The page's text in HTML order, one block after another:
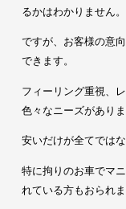
るかはわかりません。
ですが、お客様の意
できます。
フィーリング重視、
色々なニーズがありま
安いだけが全てではな
特に拘りのお車でマ
れている方もおられま